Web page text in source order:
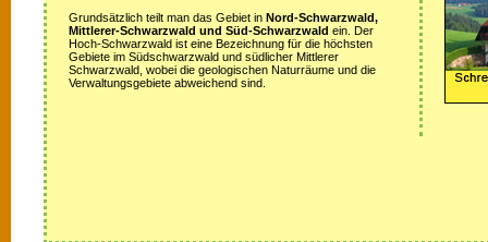
Grundsätzlich teilt man das Gebiet in Nord-Schwarzwald,
Mittlerer-Schwarzwald und Süd-Schwarzwald ein. Der
Hoch-Schwarzwald ist eine Bezeichnung für die höchsten
Gebiete im Südschwarzwald und südlicher Mittlerer
Schwarzwald, wobei die geologischen Naturräume und die
Verwaltungsgebiete abweichend sind.